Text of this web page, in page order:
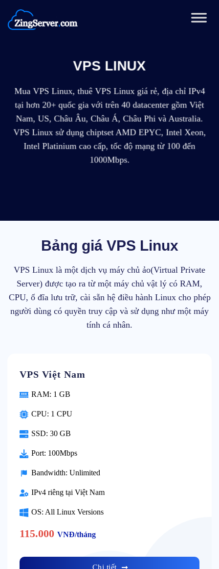
đến
nội
VPS LINUX
Mua VPS Linux, thuê VPS Linux giá rẻ, địa chỉ IPv4
tại hơn 20+ quốc gia với trên 40 datacenter gồm Việt
Nam, US, Châu Âu, Châu Á, Châu Phi và Australia.
VPS Linux sử dụng chiptset AMD EPYC, Intel Xeon,
Intel Platinium cao cấp, tốc độ mạng từ 100 đến
1000Mbps.
Bảng giá VPS Linux
VPS Linux là một dịch vụ máy chủ ảo(Virtual Private
Server) được tạo ra từ một máy chủ vật lý có RAM,
CPU, ổ đĩa lưu trữ, cài sẵn hệ điều hành Linux cho phép
người dùng có quyền truy cập và sử dụng như một máy
tính cá nhân.
VPS Việt Nam
RAM: 1 GB
CPU: 1 CPU
SSD: 30 GB
Port: 100Mbps
Bandwidth: Unlimited
IPv4 riêng tại Việt Nam
OS: All Linux Versions
115.000 VNĐ/tháng
Chi tiết